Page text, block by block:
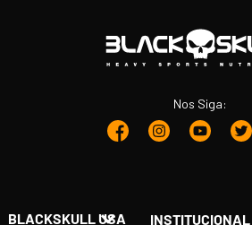
Nos Siga:
BLACKSKULL USA INSTITUCIONAL